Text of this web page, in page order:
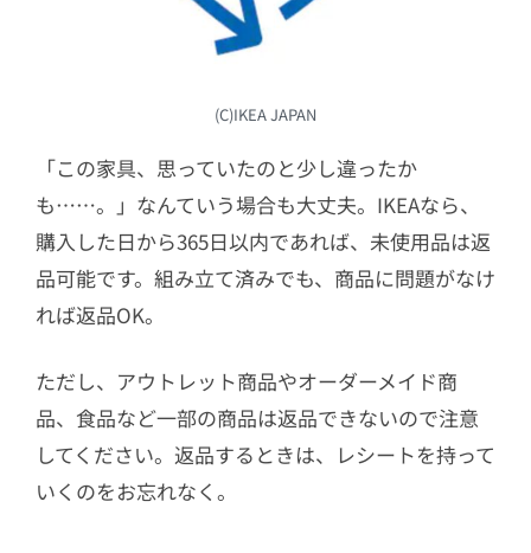
(C)IKEA JAPAN
「この家具、思っていたのと少し違ったか
も……。」なんていう場合も大丈夫。IKEAなら、
購入した日から365日以内であれば、未使用品は返
品可能です。組み立て済みでも、商品に問題がなけ
れば返品OK。
ただし、アウトレット商品やオーダーメイド商
品、食品など一部の商品は返品できないので注意
してください。返品するときは、レシートを持って
いくのをお忘れなく。